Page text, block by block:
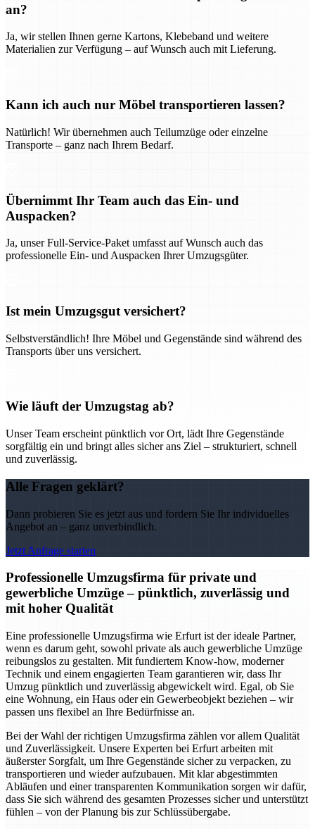
an?
Ja, wir stellen Ihnen gerne Kartons, Klebeband und weitere
Materialien zur Verfügung – auf Wunsch auch mit Lieferung.
Kann ich auch nur Möbel transportieren lassen?
Natürlich! Wir übernehmen auch Teilumzüge oder einzelne
Transporte – ganz nach Ihrem Bedarf.
Übernimmt Ihr Team auch das Ein- und
Auspacken?
Ja, unser Full-Service-Paket umfasst auf Wunsch auch das
professionelle Ein- und Auspacken Ihrer Umzugsgüter.
Ist mein Umzugsgut versichert?
Selbstverständlich! Ihre Möbel und Gegenstände sind während des
Transports über uns versichert.
Wie läuft der Umzugstag ab?
Unser Team erscheint pünktlich vor Ort, lädt Ihre Gegenstände
sorgfältig ein und bringt alles sicher ans Ziel – strukturiert, schnell
und zuverlässig.
Alle Fragen geklärt?
Dann probieren Sie es jetzt aus und fordern Sie Ihr individuelles
Angebot an – ganz unverbindlich.
Jetzt Anfrage starten
Professionelle Umzugsfirma für private und
gewerbliche Umzüge – pünktlich, zuverlässig und
mit hoher Qualität
Eine professionelle Umzugsfirma wie Erfurt ist der ideale Partner,
wenn es darum geht, sowohl private als auch gewerbliche Umzüge
reibungslos zu gestalten. Mit fundiertem Know-how, moderner
Technik und einem engagierten Team garantieren wir, dass Ihr
Umzug pünktlich und zuverlässig abgewickelt wird. Egal, ob Sie
eine Wohnung, ein Haus oder ein Gewerbeobjekt beziehen – wir
passen uns flexibel an Ihre Bedürfnisse an.
Bei der Wahl der richtigen Umzugsfirma zählen vor allem Qualität
und Zuverlässigkeit. Unsere Experten bei Erfurt arbeiten mit
äußerster Sorgfalt, um Ihre Gegenstände sicher zu verpacken, zu
transportieren und wieder aufzubauen. Mit klar abgestimmten
Abläufen und einer transparenten Kommunikation sorgen wir dafür,
dass Sie sich während des gesamten Prozesses sicher und unterstützt
fühlen – von der Planung bis zur Schlüssübergabe.